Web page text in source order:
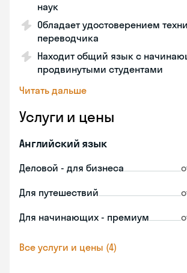
наук
Обладает удостоверением
переводчика
Находит общий язык с
продвинутыми студентами
Читать дальше
Услуги и цены
Английский язык
Деловой - для бизнеса
Для путешествий
Для начинающих - премиум
Все услуги и цены (4)